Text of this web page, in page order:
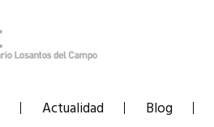
Actualidad Blog